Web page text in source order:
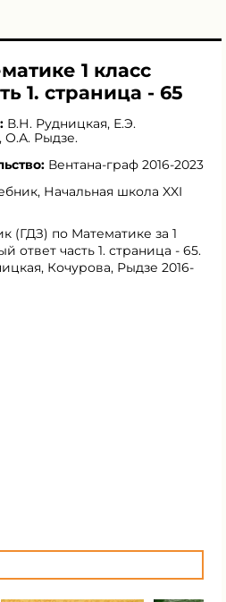
1 класс
1. страница - 65
В.Н. Рудницкая, Е.Э.
, О.А. Рыдзе.
Вентана-граф 2016-2023
Начальная школа XXI
(ГДЗ) по Математике за 1
ответ часть 1. страница - 65.
Кочурова, Рыдзе 2016-